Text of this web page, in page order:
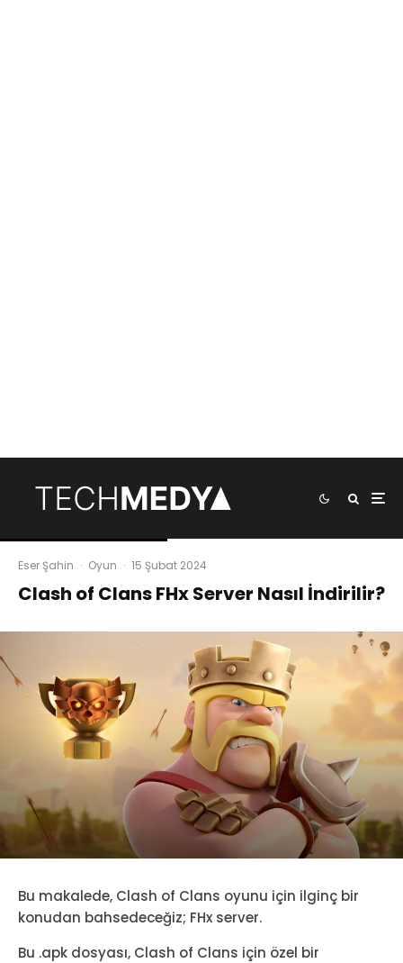
Eser Şahin · Oyun · 15 Şubat 2024
Clash of Clans FHx Server Nasıl İndirilir?
Bu makalede, Clash of Clans oyunu için ilginç bir
konudan bahsedeceğiz; FHx server.
Bu .apk dosyası, Clash of Clans için özel bir